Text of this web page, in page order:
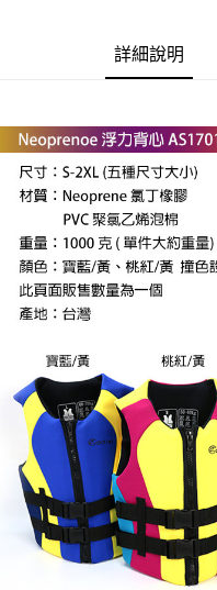
3.實際核准額度、可分期數及費
4.訂單成立30分鐘內，如未前
消。如遇「轉專審核」未通過
【繳款方式說明】
1.分期款項不併入電信帳單，「
醒簡訊。
2.透過簡訊連結打開帳單後，可
帳／街口支付／iPASS MONEY
【注意事項】
1.本服務係由「台灣大哥大股份
用戶於交易時，得透過本服務購
買賣價金債權讓與本公司後，
2.基於同意付款使用「大哥付你
資料（包含姓名、電話或地址
由本公司與您本人進行分期帳單
3.完整用戶服務條款，請詳閱以
【「AFTEE先享後付」結帳流程
１．於結帳方式選擇「AFTEE
結帳頁面，進行簡訊認證並確認
２．訂單成立數日內，您將收到
３．收到繳費通知簡訊後14天
ATM／網路銀行／等多元方式進
※ 請注意：結帳手續完成當下
購買商品的店家。未經商家同意
後付繳納相關費用。
※ 交易是否成功請以「AFTEE
是否繳費成功／繳費後需取消
客戶支援中心」
https://
【注意事項】
１．透過由恩沛科技股份有限公
易，需依本服務之必要範圍內提
權轉讓予恩沛科技股份有限公司。
２．關於個人資料處理事宜，請
https://aftee.tw/terms/#terms3
３．未成年的使用者請事先徵得
「AFTEE先享後付」，若未經
４．使用「AFTEE先享後付」
運送方式
每筆NT$100，滿NT$799(含
付款後門市自取
免運費
貨到付款
每筆NT$130，滿NT$3,000(
詳細說明